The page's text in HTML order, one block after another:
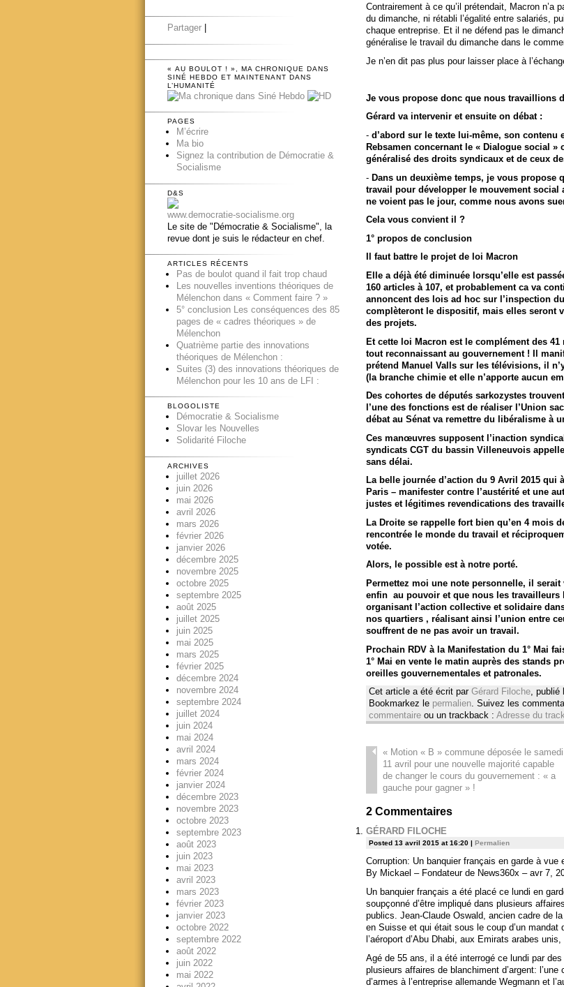
Contrairement à ce qu’il prétendait, Macron n’a
du dimanche, ni rétabli l’égalité entre salariés,
chaque entreprise. Et il ne défend pas le
généralise le travail du dimanche dans le
Je n’en dit pas plus pour laisser place à
Je vous propose donc que nous travaillions
Gérard va intervenir et ensuite on débat :
- d’abord sur le texte lui-même, son
Rebsamen concernant le « Dialogue social
généralisé des droits syndicaux et de ceux
- Dans un deuxième temps, je vous propose
travail pour développer le mouvement social
ne voient pas le jour, comme nous avons
Cela vous convient il ?
1° propos de conclusion
Il faut battre le projet de loi Macron
Elle a déjà été diminuée lorsqu’elle est
160 articles à 107, et probablement ca va
annoncent des lois ad hoc sur l’inspection
complèteront le dispositif, mais elles seront
des projets.
Et cette loi Macron est le complément des
tout reconnaissant au gouvernement ! Il
prétend Manuel Valls sur les télévisions, il
(la branche chimie et elle n’apporte aucun
Des cohortes de députés sarkozystes
l’une des fonctions est de réaliser l’Union
débat au Sénat va remettre du libéralisme à
Ces manœuvres supposent l’inaction
syndicats CGT du bassin Villeneuvois
sans délai.
La belle journée d’action du 9 Avril 2015 qui
Paris – manifester contre l’austérité et une
justes et légitimes revendications des
La Droite se rappelle fort bien qu’en 4 mois
rencontrée le monde du travail et
votée.
Alors, le possible est à notre porté.
Permettez moi une note personnelle, il
enfin au pouvoir et que nous les travailleurs
organisant l’action collective et solidaire
nos quartiers , réalisant ainsi l’union entre
souffrent de ne pas avoir un travail.
Prochain RDV à la Manifestation du 1° Mai
1° Mai en vente le matin auprès des stands
oreilles gouvernementales et patronales.
Cet article a été écrit par Gérard Filoche, publié
Bookmarkez le permalien. Suivez les
commentaireou un trackback : Adresse du
«Motion « B » commune déposée le samedi
11 avril pour une nouvelle majorité capable
de changer le cours du gouvernement : « a
gauche pour gagner » !
2Commentaires
GÉRARD FILOCHE
Posted 13 avril 2015 at 16:20 | Permalien
Corruption: Un banquier français en garde à vue
By Mickael – Fondateur de News360x – avr 7,
Un banquier français a été placé ce lundi en
soupçonné d’être impliqué dans plusieurs
publics. Jean-Claude Oswald, ancien cadre de
en Suisse et qui était sous le coup d’un mandat
l’aéroport d’Abu Dhabi, aux Emirats arabes
Agé de 55 ans, il a été interrogé ce lundi par
plusieurs affaires de blanchiment d’argent:
d’armes à l’entreprise allemande Wegmann et
Partager
« AU BOULOT ! », MA CHRONIQUE DANS
SINÉ HEBDO ET MAINTENANT DANS
L’HUMANITÉ
PAGES
M’écrire
Ma bio
Signez la contribution de Démocratie &
Socialisme
D&S
www.democratie-socialisme.org
Le site de "Démocratie & Socialisme", la
revue dont je suis le rédacteur en chef.
ARTICLES RÉCENTS
Pas de boulot quand il fait trop chaud
Les nouvelles inventions théoriques de
Mélenchon dans « Comment faire ? »
5° conclusion Les conséquences des 85
pages de « cadres théoriques » de
Mélenchon
Quatrième partie des innovations
théoriques de Mélenchon :
Suites (3) des innovations théoriques de
Mélenchon pour les 10 ans de LFI :
BLOGOLISTE
Démocratie & Socialisme
Slovar les Nouvelles
Solidarité Filoche
ARCHIVES
juillet 2026
juin 2026
mai 2026
avril 2026
mars 2026
février 2026
janvier 2026
décembre 2025
novembre 2025
octobre 2025
septembre 2025
août 2025
juillet 2025
juin 2025
mai 2025
mars 2025
février 2025
décembre 2024
novembre 2024
septembre 2024
juillet 2024
juin 2024
mai 2024
avril 2024
mars 2024
février 2024
janvier 2024
décembre 2023
novembre 2023
octobre 2023
septembre 2023
août 2023
juin 2023
mai 2023
avril 2023
mars 2023
février 2023
janvier 2023
octobre 2022
septembre 2022
août 2022
juin 2022
mai 2022